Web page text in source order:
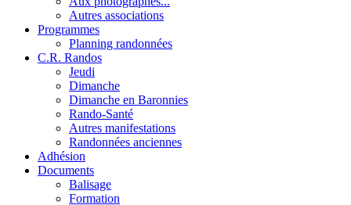
Autres associations
Programmes
Planning randonnées
C.R. Randos
Jeudi
Dimanche
Dimanche en Baronnies
Rando-Santé
Autres manifestations
Randonnées anciennes
Adhésion
Documents
Balisage
Formation